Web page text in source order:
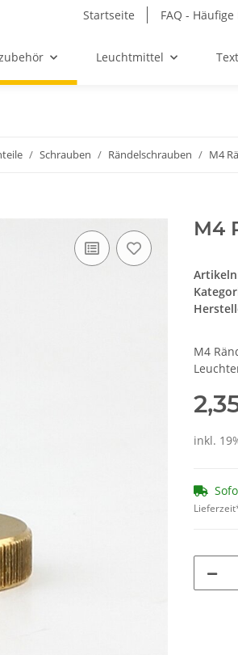
Startseite FAQ - Häufige
Leuchtmittel
Schrauben Rändelschrauben M4
M4
M4
inkl.